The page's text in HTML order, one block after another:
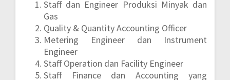
Staff dan Engineer Produksi Minyak dan
Gas
Quality & Quantity Accounting Officer
Metering Engineer dan Instrument
Engineer
Staff Operation dan Facility Engineer
Staff Finance dan Accounting yang